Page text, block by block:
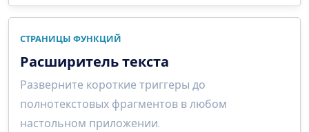
СТРАНИЦЫ ФУНКЦИЙ
Расширитель текста
Разверните короткие триггеры до
полнотекстовых фрагментов в любом
настольном приложении.